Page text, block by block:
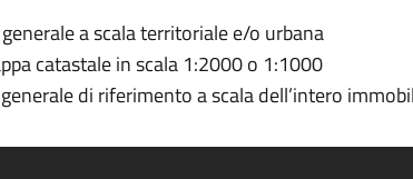
a scala territoriale e/o urbana
catastale in scala 1:2000 o 1:1000
di riferimento a scala dell’intero